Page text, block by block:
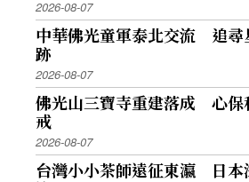
2026-08-07
中華佛光童軍泰北交流 追尋
跡
2026-08-07
佛光山三寶寺重建落成 心保
戒
2026-08-07
台灣小小茶師遠征東瀛 日本